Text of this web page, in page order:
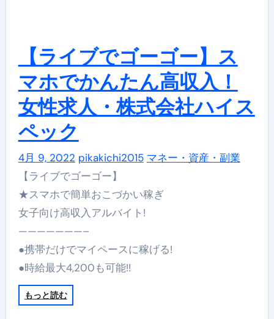
【ライブでゴーゴー】ス
マホでかんたん高収入！
女性求人・株式会社ハイス
ペック
4月 9, 2022 pikakichi2015 マネー・資産・副業
【ライブでゴーゴー】
★スマホで簡単おこづかい稼ぎ
女子向け高収入アルバイト!
———————–
●携帯だけでマイペースに稼げる!
●時給最大4,200も可能!!
もっと読む